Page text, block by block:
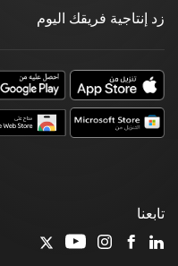
زد إنتاجية فريقك اليوم
تابعنا